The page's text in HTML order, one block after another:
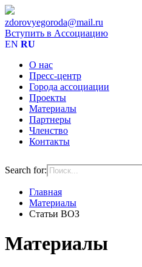
zdorovyegoroda@mail.ru
Вступить в Ассоциацию
EN RU
О нас
Пресс-центр
Города ассоциации
Проекты
Материалы
Партнеры
Членство
Контакты
Search for:
Главная
Материалы
Статьи ВОЗ
Материалы